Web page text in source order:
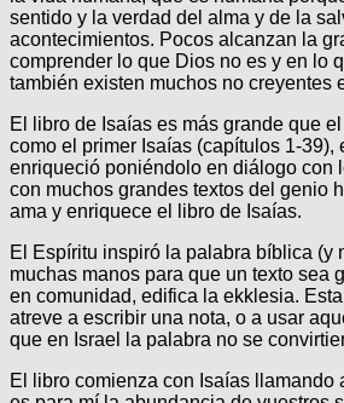
sentido y la verdad del alma y de la
acontecimientos. Pocos alcanzan la
comprender lo que Dios no es y en lo
también existen muchos no creyentes
El libro de Isaías es más grande que
como el primer Isaías (capítulos 1-
enriqueció poniéndolo en diálogo con
con muchos grandes textos del genio
ama y enriquece el libro de Isaías.
El Espíritu inspiró la palabra bíblica (y
muchas manos para que un texto sea
en comunidad, edifica la ekklesia.
atreve a escribir una nota, o a usar
que en Israel la palabra no se
El libro comienza con Isaías